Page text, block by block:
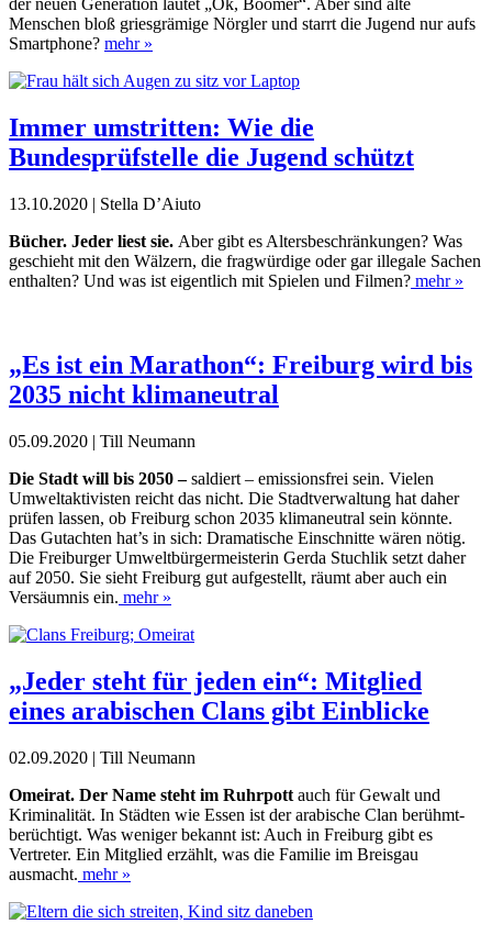
der neuen Generation lautet „Ok, Boomer“. Aber sind alte
Menschen bloß griesgrämige Nörgler und starrt die Jugend nur aufs
Smartphone? mehr »
Immer umstritten: Wie die
Bundesprüfstelle die Jugend schützt
13.10.2020 | Stella D’Aiuto
Bücher. Jeder liest sie. Aber gibt es Altersbeschränkungen? Was
geschieht mit den Wälzern, die fragwürdige oder gar illegale Sachen
enthalten? Und was ist eigentlich mit Spielen und Filmen? mehr »
„Es ist ein Marathon“: Freiburg wird bis
2035 nicht klimaneutral
05.09.2020 | Till Neumann
Die Stadt will bis 2050 –saldiert – emissionsfrei sein. Vielen
Umweltaktivisten reicht das nicht. Die Stadtverwaltung hat daher
prüfen lassen, ob Freiburg schon 2035 klimaneutral sein könnte.
Das Gutachten hat’s in sich: Dramatische Einschnitte wären nötig.
Die Freiburger Umweltbürgermeisterin Gerda Stuchlik setzt daher
auf 2050. Sie sieht Freiburg gut aufgestellt, räumt aber auch ein
Versäumnis ein. mehr »
„Jeder steht für jeden ein“: Mitglied
eines arabischen Clans gibt Einblicke
02.09.2020 | Till Neumann
Omeirat. Der Name steht im Ruhrpott auch für Gewalt und
Kriminalität. In Städten wie Essen ist der arabische Clan berühmt-
berüchtigt. Was weniger bekannt ist: Auch in Freiburg gibt es
Vertreter. Ein Mitglied erzählt, was die Familie im Breisgau
ausmacht. mehr »